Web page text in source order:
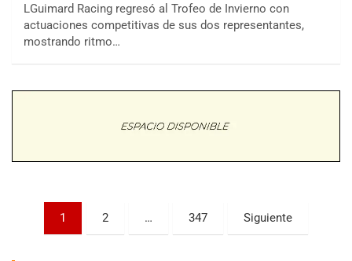
LGuimard Racing regresó al Trofeo de Invierno con
actuaciones competitivas de sus dos representantes,
mostrando ritmo…
Paginación
1 2 … 347 Siguiente
COBERTURA ESPECIAL DE E-KART.COM.AR
08/09-AGO
Parque de la Velocidad (Asfalto)
Villaguay (Entre Ríos)